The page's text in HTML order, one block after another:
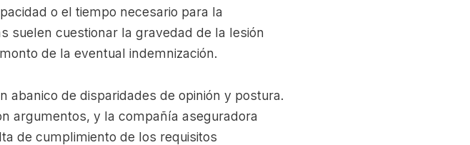
o el tiempo necesario para la
suelen cuestionar la gravedad de la lesión
de la eventual indemnización.
abanico de disparidades de opinión y postura.
argumentos, y la compañía aseguradora
de cumplimiento de los requisitos